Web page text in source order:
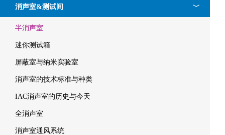
﹀
消声室&测试间
半消声室
迷你测试箱
屏蔽室与纳米实验室
消声室的技术标准与种类
IAC消声室的历史与今天
全消声室
消声室通风系统